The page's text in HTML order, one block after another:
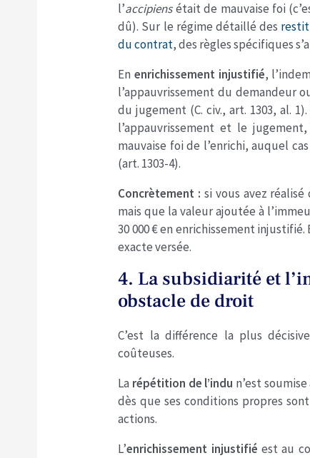
l’accipiensétait de mauvaise foi
dû). Sur le régime détaillé des
du contrat, des règles spécifiques
Enenrichissement injustifié,
l’appauvrissement du demandeur
du jugement (C. civ., art. 1303, al.
l’appauvrissement et le
mauvaise foi de l’enrichi, auquel
(art. 1303-4).
Concrètement : si vous avez
mais que la valeur ajoutée à
30 000 € en enrichissement
exacte versée.
4. La subsidiarité et
obstacle de droit
C’est la différence la plus
coûteuses.
La répétition de l’indu n’est
dès que ses conditions propres
actions.
L’enrichissement injustifié est au